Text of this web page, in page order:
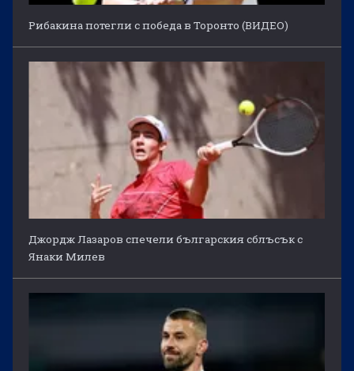
Рибакина потегли с победа в Торонто (ВИДЕО)
Джордж Лазаров спечели българския сблъсък с
Янаки Милев